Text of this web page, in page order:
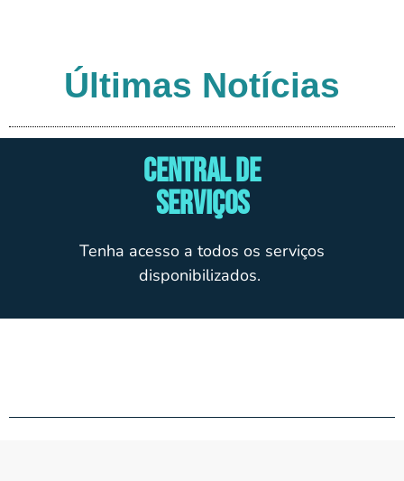
Últimas Notícias
Central de
Serviços
Tenha acesso a todos os serviços
disponibilizados.